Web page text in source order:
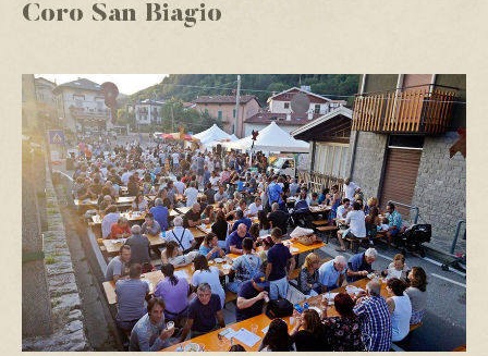
Coro San Biagio